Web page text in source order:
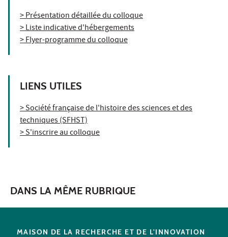
> Présentation détaillée du colloque
> Liste indicative d'hébergements
> Flyer-programme du colloque
LIENS UTILES
> Société française de l'histoire des sciences et des
techniques (SFHST)
> S'inscrire au colloque
DANS LA MÊME RUBRIQUE
MAISON DE LA RECHERCHE ET DE L'INNOVATION